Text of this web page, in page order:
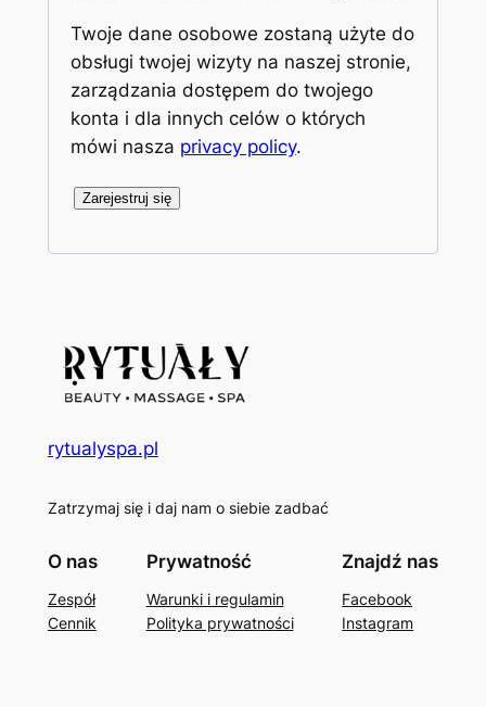
Twoje dane osobowe zostaną użyte do
obsługi twojej wizyty na naszej stronie,
zarządzania dostępem do twojego
konta i dla innych celów o których
mówi nasza privacy policy.
Zarejestruj się
rytualyspa.pl
Zatrzymaj się i daj nam o siebie zadbać
O nas
Zespół
Cennik
Prywatność
Warunki i regulamin
Polityka prywatności
Znajdź nas
Facebook
Instagram